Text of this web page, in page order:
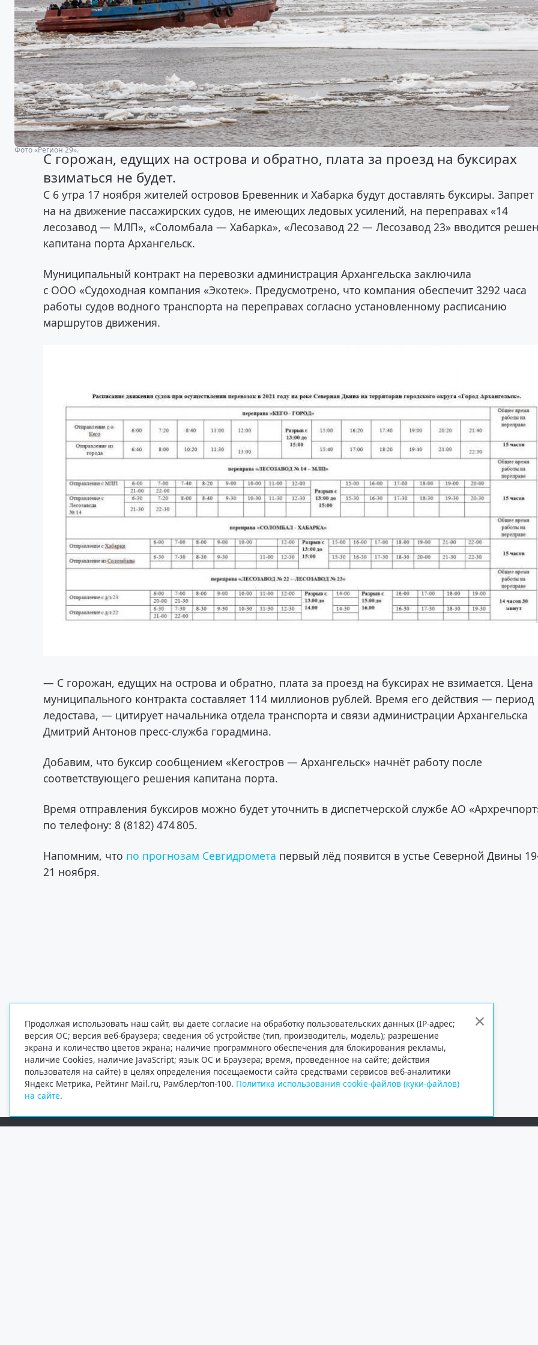
Фото «Регион 29».
С горожан, едущих на острова и обратно, плата за проезд на буксирах
взиматься не будет.
С 6 утра 17 ноября жителей островов Бревенник и Хабарка будут доставлять буксиры. Запрет
на на движение пассажирских судов, не имеющих ледовых усилений, на переправах «14
лесозавод — МЛП», «Соломбала — Хабарка», «Лесозавод 22 — Лесозавод 23» вводится
капитана порта Архангельск.
Муниципальный контракт на перевозки администрация Архангельска заключила
с ООО «Судоходная компания «Экотек». Предусмотрено, что компания обеспечит 3292 часа
работы судов водного транспорта на переправах согласно установленному расписанию
маршрутов движения.
— С горожан, едущих на острова и обратно, плата за проезд на буксирах не взимается. Цена
муниципального контракта составляет 114 миллионов рублей. Время его действия — период
ледостава, — цитирует начальника отдела транспорта и связи администрации Архангельска
Дмитрий Антонов пресс-служба горадмина.
Добавим, что буксир сообщением «Кегостров — Архангельск» начнёт работу после
соответствующего решения капитана порта.
Время отправления буксиров можно будет уточнить в диспетчерской службе АО
по телефону: 8 (8182) 474 805.
Напомним, что по прогнозам Севгидромета первый лёд появится в устье Северной Двины
21 ноября.
Продолжая использовать наш сайт, вы даете согласие на обработку пользовательских данных (IP-адрес;
версия ОС; версия веб-браузера; сведения об устройстве (тип, производитель, модель); разрешение
экрана и количество цветов экрана; наличие программного обеспечения для блокирования рекламы,
наличие Cookies, наличие JavaScript; язык ОС и Браузера; время, проведенное на сайте; действия
пользователя на сайте) в целях определения посещаемости сайта средствами сервисов веб-аналитики
Яндекс Метрика, Рейтинг Mail.ru, Рамблер/топ-100. Политика использования cookie-файлов (куки-файлов)
на сайте.